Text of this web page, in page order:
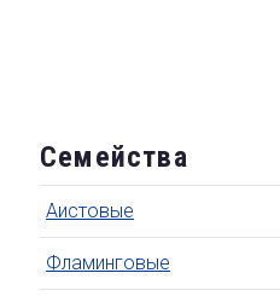
Семейства
Аистовые
Фламинговые